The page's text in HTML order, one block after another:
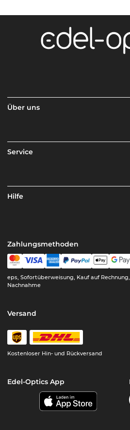
Über uns
Service
Hilfe
Zahlungsmethoden
eps, Sofortüberweisung, Kauf auf
Nachnahme
Versand
Kostenloser Hin- und Rückversand
Edel-Optics App